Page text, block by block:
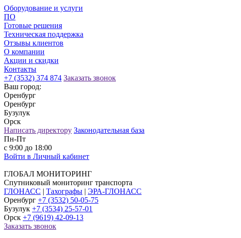
Оборудование и услуги
ПО
Готовые решения
Техническая поддержка
Отзывы клиентов
О компании
Акции и скидки
Контакты
+7 (3532) 374 874 Заказать звонок
Ваш город:
Оренбург
Оренбург
Бузулук
Орск
Написать директору Законодательная база
Пн-Пт
с 9:00 до 18:00
Войти в Личный кабинет
ГЛОБАЛ МОНИТОРИНГ
Спутниковый мониторинг транспорта
ГЛОНАСС | Тахографы | ЭРА-ГЛОНАСС
Оренбург +7 (3532) 50-05-75
Бузулук +7 (3534) 25-57-01
Орск +7 (9619) 42-09-13
Заказать звонок